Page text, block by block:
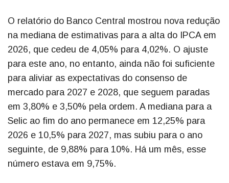
O relatório do Banco Central mostrou nova redução
na mediana de estimativas para a alta do IPCA em
2026, que cedeu de 4,05% para 4,02%. O ajuste
para este ano, no entanto, ainda não foi suficiente
para aliviar as expectativas do consenso de
mercado para 2027 e 2028, que seguem paradas
em 3,80% e 3,50% pela ordem. A mediana para a
Selic ao fim do ano permanece em 12,25% para
2026 e 10,5% para 2027, mas subiu para o ano
seguinte, de 9,88% para 10%. Há um mês, esse
número estava em 9,75%.